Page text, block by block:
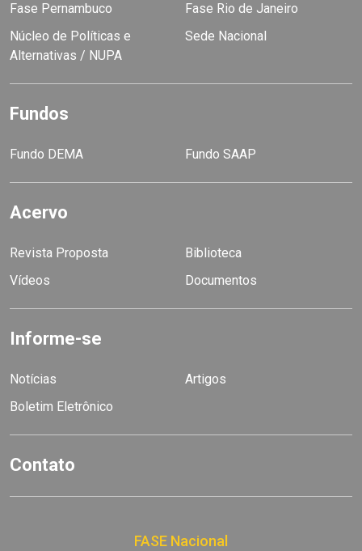
Fase Pernambuco
Fase Rio de Janeiro
Núcleo de Políticas e
Alternativas / NUPA
Sede Nacional
Fundos
Fundo DEMA Fundo SAAP
Acervo
Revista Proposta
Biblioteca
Vídeos
Documentos
Informe-se
Notícias
Artigos
Boletim Eletrônico
Contato
FASE Nacional